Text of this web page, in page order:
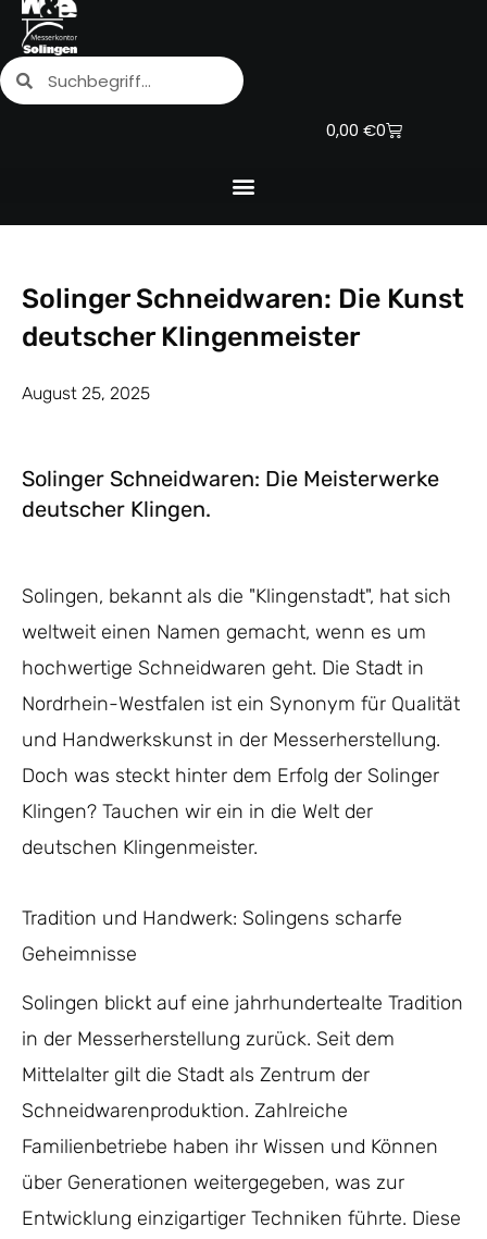
Zum
Inhalt
springen
SucheSuche
0,00 €0
Warenkorb
Solinger Schneidwaren: Die Kunst
deutscher Klingenmeister
August 25, 2025
Solinger Schneidwaren: Die Meisterwerke
deutscher Klingen.
Solingen, bekannt als die "Klingenstadt", hat sich
weltweit einen Namen gemacht, wenn es um
hochwertige Schneidwaren geht. Die Stadt in
Nordrhein-Westfalen ist ein Synonym für Qualität
und Handwerkskunst in der Messerherstellung.
Doch was steckt hinter dem Erfolg der Solinger
Klingen? Tauchen wir ein in die Welt der
deutschen Klingenmeister.
Tradition und Handwerk: Solingens scharfe
Geheimnisse
Solingen blickt auf eine jahrhundertealte Tradition
in der Messerherstellung zurück. Seit dem
Mittelalter gilt die Stadt als Zentrum der
Schneidwarenproduktion. Zahlreiche
Familienbetriebe haben ihr Wissen und Können
über Generationen weitergegeben, was zur
Entwicklung einzigartiger Techniken führte. Diese